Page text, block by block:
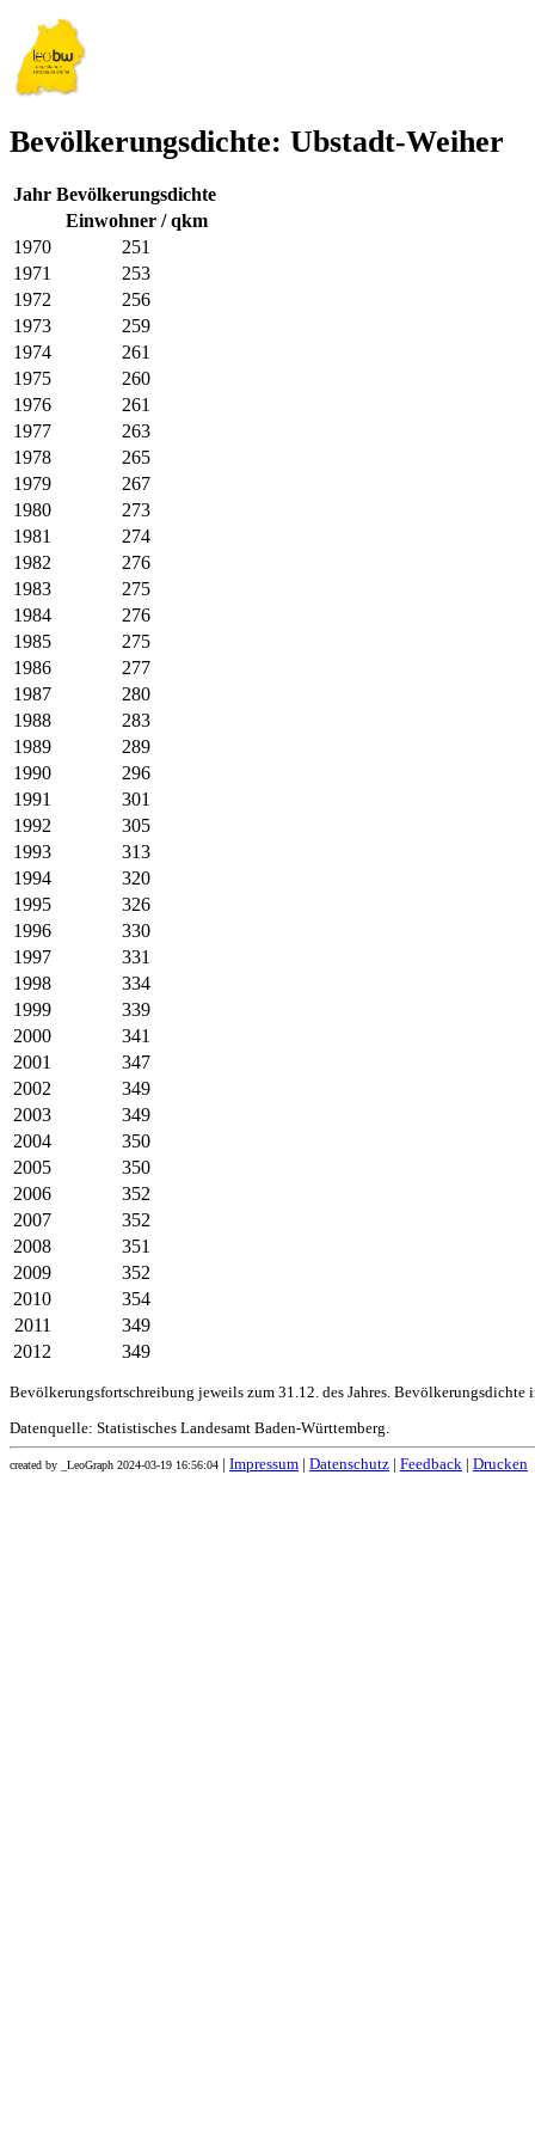
Bevölkerungsdichte: Ubstadt-Weiher
Jahr Bevölkerungsdichte
Einwohner / qkm
1970
251
1971
253
1972
256
1973
259
1974
261
1975
260
1976
261
1977
263
1978
265
1979
267
1980
273
1981
274
1982
276
1983
275
1984
276
1985
275
1986
277
1987
280
1988
283
1989
289
1990
296
1991
301
1992
305
1993
313
1994
320
1995
326
1996
330
1997
331
1998
334
1999
339
2000
341
2001
347
2002
349
2003
349
2004
350
2005
350
2006
352
2007
352
2008
351
2009
352
2010
354
2011
349
2012
349
Bevölkerungsfortschreibung jeweils zum 31.12. des Jahres. Bevölkerungsdichte
Datenquelle: Statistisches Landesamt Baden-Württemberg.
created by _LeoGraph 2024-03-19 16:56:04 Impressum Datenschutz Feedback Drucken